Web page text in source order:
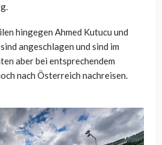
hingegen Ahmed Kutucu und
angeschlagen und sind im
aber bei entsprechendem
nach Österreich nachreisen.